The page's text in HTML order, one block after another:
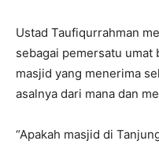
Ustad Taufiqurrahman
sebagai pemersatu umat
masjid yang menerima
asalnya dari mana dan
“Apakah masjid di